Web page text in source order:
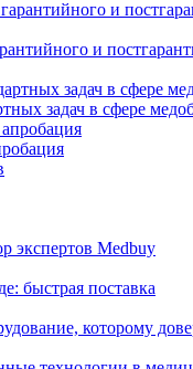
и
задач в сфере
экспертов Medbuy
быстрая поставка
которому